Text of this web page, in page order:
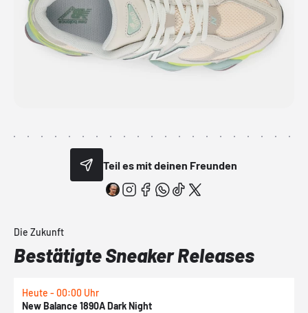
Teil es mit deinen Freunden
Die Zukunft
Bestätigte Sneaker Releases
Heute - 00:00 Uhr
New Balance 1890A Dark Night